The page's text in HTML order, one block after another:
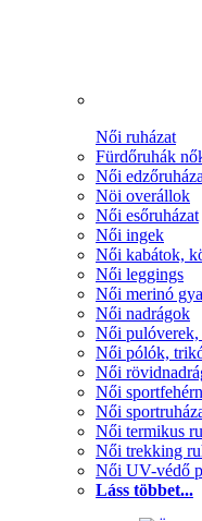
Női ruházat
Fürdőruhák
Női
Nöi overállok
Női esőruházat
Női ingek
Női kabátok,
Női leggings
Női merinó
Női nadrágok
Női pulóverek,
Női pólók,
Női
Női
Női
Női termikus
Női trekking
Női UV-védő
Láss többet...